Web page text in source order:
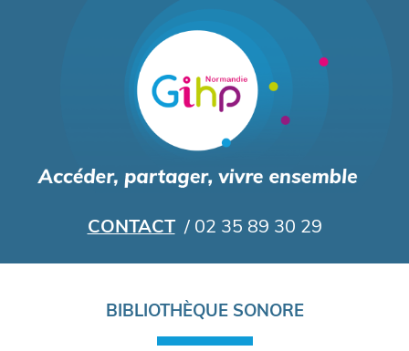
au
contenu
principal
CONTACT / 02 35 89 30 29
BIBLIOTHÈQUE SONORE